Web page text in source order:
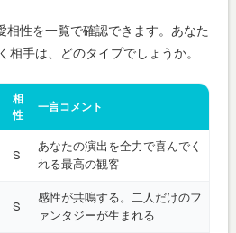
相性を一覧で確認できます。あなた
相手は、どのタイプでしょうか。
相
性
一言コメント
S
あなたの演出を全力で喜んでく
れる最高の観客
S
感性が共鳴する。二人だけのフ
ァンタジーが生まれる